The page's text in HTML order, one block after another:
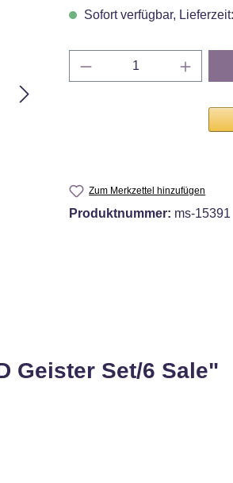
Sofort verfügbar,
Produkt Anzahl:
Zum Merkzettel hinzufügen
Produktnummer: ms-15391
Geister Set/6 Sale"